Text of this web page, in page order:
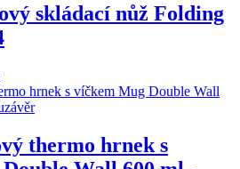
skládací nůž Folding
thermo hrnek s